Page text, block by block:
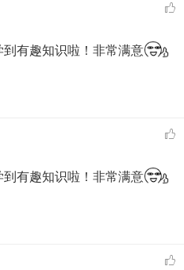
有趣知识啦！非常满意
有趣知识啦！非常满意